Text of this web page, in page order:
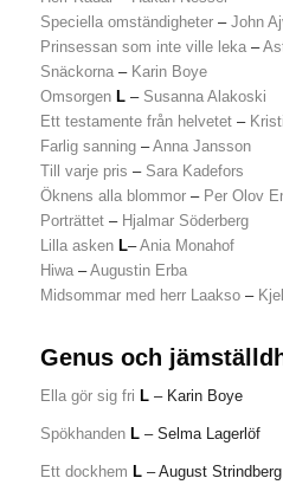
Speciella omständigheter– John
Prinsessan som inte ville leka–
Snäckorna– Karin Boye
Omsorgen L– Susanna Alakoski
Ett testamente från helvetet–
Farlig sanning–Anna Jansson
Till varje pris – Sara Kadefors
Öknens alla blommor– Per Olov
Porträttet– Hjalmar Söderberg
Lilla asken L–Ania Monahof
Hiwa–Augustin Erba
Midsommar med herr Laakso–
Genus och
Ella gör sig fri L– Karin Boye
Spökhanden L– Selma Lagerlöf
Ett dockhem L– August Strindberg